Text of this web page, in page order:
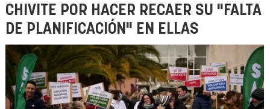
CHIVITE POR HACER RECAER SU "FALTA
DE PLANIFICACIÓN" EN ELLAS